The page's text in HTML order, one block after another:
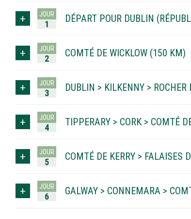
JOUR
1 DÉPART POUR DUBLIN
JOUR
2 COMTÉ DE WICKLOW (150 KM)
JOUR
3 DUBLIN > KILKENNY >
JOUR
4 TIPPERARY > CORK > COMTÉ
JOUR
5 COMTÉ DE KERRY > FALAISES
JOUR
6 GALWAY > CONNEMARA >